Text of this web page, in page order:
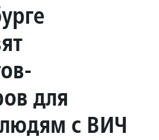
для
с ВИЧ